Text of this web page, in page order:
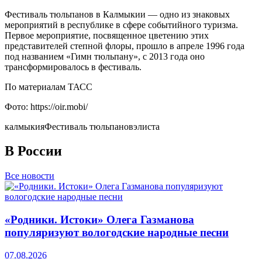
Фестиваль тюльпанов в Калмыкии — одно из знаковых
мероприятий в республике в сфере событийного туризма.
Первое мероприятие, посвященное цветению этих
представителей степной флоры, прошло в апреле 1996 года
под названием «Гимн тюльпану», с 2013 года оно
трансформировалось в фестиваль.
По материалам ТАСС
Фото: https://oir.mobi/
калмыкияФестиваль тюльпановэлиста
В России
Все новости
«Родники. Истоки» Олега Газманова
популяризуют вологодские народные песни
07.08.2026